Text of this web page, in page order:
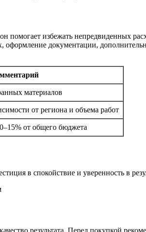
помогает избежать непредвиденных
оформление документации,
материалов
от региона и объема работ
от общего бюджета
в спокойствие и уверенность в